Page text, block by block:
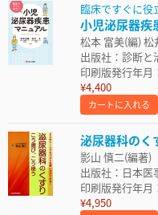
臨床ですぐに役
小児泌尿器疾
松本 富美(編) 松
出版社：診断と
印刷版発行年月
¥4,400
カートに入れる
泌尿器科のく
影山 慎二(編著)
出版社：日本医
印刷版発行年月
¥4,950